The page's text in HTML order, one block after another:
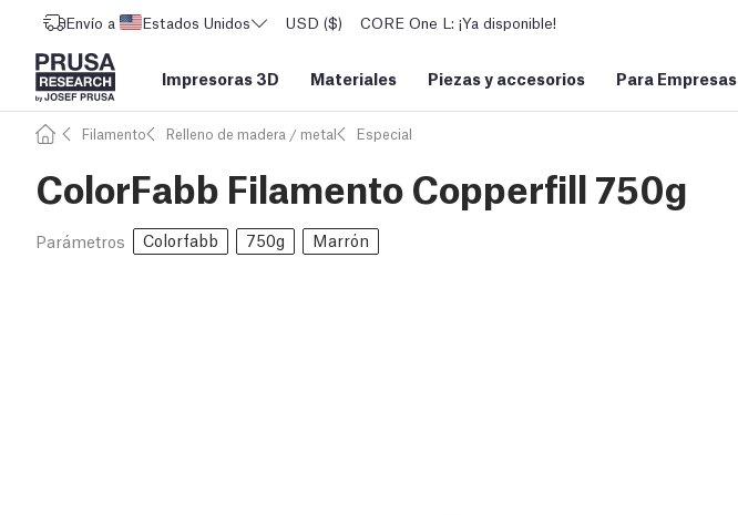
Envío a Estados Unidos USD ($) CORE One L: ¡Ya disponible!
Impresoras 3D Materiales Piezas y accesorios Para Empresas
Filamento Relleno de madera / metal Especial
ColorFabb Filamento Copperfill 750g
Parámetros Colorfabb 750g Marrón